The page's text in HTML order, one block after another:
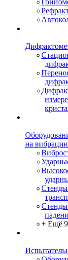
на
Стенды
Стенды
+ Ещё 9